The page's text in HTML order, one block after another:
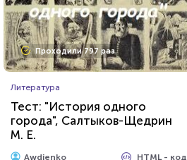
Проходили 797 раз
Литература
Тест: "История одного
города", Салтыков-Щедрин
М. Е.
Awdienko HTML - код